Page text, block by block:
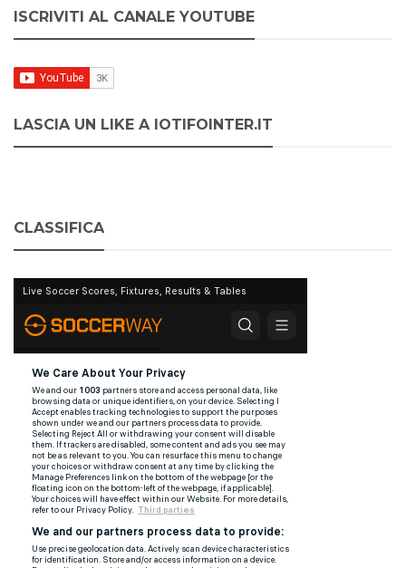
ISCRIVITI AL CANALE YOUTUBE
LASCIA UN LIKE A IOTIFOINTER.IT
CLASSIFICA